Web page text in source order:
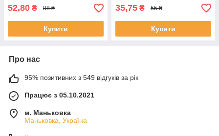
52,80 ₴ 88 ₴
Купити
35,75 ₴ 55 ₴
Купити
Про нас
95% позитивних з 549 відгуків за рік
Працює з 05.10.2021
м. Маньковка
Маньковка, Україна